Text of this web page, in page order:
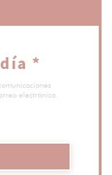
*
electrónico.